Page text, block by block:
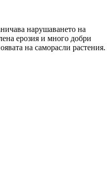
нарушаването на
ерозия и много добри
на саморасли растения.